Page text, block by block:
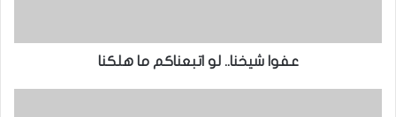
عفوا شيخنا.. لو اتبعناكم ما هلكنا